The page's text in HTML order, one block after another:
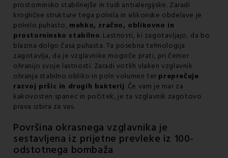
prostorninsko stabilnejše in tudi antialergijske. Zaradi
kroglične strukture tega polnila in silikonske obdelave je
polnilo puhasto, mehko, zračno, oblikovno in
prostorninsko stabilno. Lastnosti, ki zagotavljajo, da bo
blazina dolgo časa puhasta. Ta posebna tehnologija
zagotavlja, da je vzglavnike mogoče prati, pri čemer
ohranijo svoje lastnosti. Zaradi votlih vlaken vzglavnik
ohranja stabilno obliko in poln volumen ter preprečuje
razvoj pršic in drugih bakterij. Če vam je mar za
kakovosten spanec in počitek, je ta vzglavnik zagotovo
prava izbira za vas.
Površina okrasnega vzglavnika je
sestavljena iz prijetne prevleke iz 100-
odstotnega bombaža